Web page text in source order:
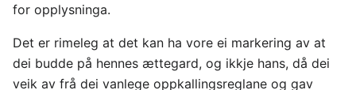
for opplysninga.
Det er rimeleg at det kan ha vore ei markering av at
dei budde på hennes ættegard, og ikkje hans, då dei
veik av frå dei vanlege oppkallingsreglane og gav